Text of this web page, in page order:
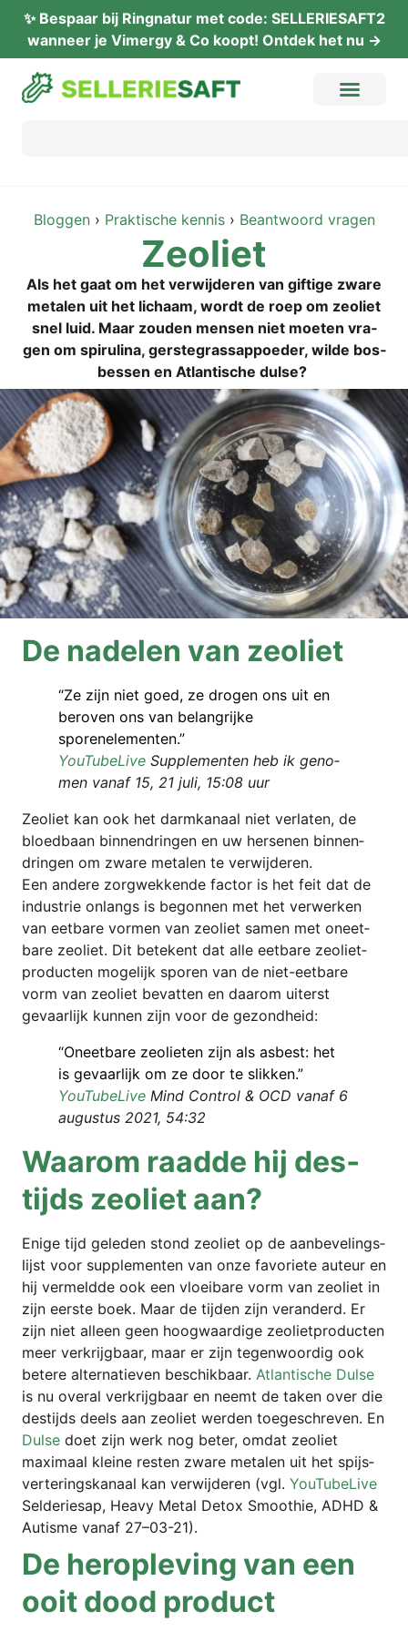
✨ Bes­paar bij Ring­na­tur met code: SELLERIESAFT2
wan­neer je Vimer­gy & Co koopt! Ont­dek het nu →
Blog­gen› Prak­ti­sche ken­nis› Beant­wo­ord vragen
Zeo­liet
Als het gaat om het ver­wij­de­ren van gif­ti­ge zwa­re
meta­len uit het lichaam, wordt de roep om zeo­liet
snel luid. Maar zou­den men­sen niet moe­ten vra­
gen om spi­ru­li­na, ger­steg­rass­ap­p­oeder, wil­de bos­
bes­sen en Atlan­ti­sche dulse?
De nadel­en van zeoliet
“Ze zijn niet goed, ze dro­gen ons uit en
bero­ven ons van belan­gri­jke
sporenelementen.”
You­Tube­Li­ve Sup­ple­men­ten heb ik geno­
men van­af 15, 21 juli, 15:08 uur
Zeo­liet kan ook het darm­ka­naal niet ver­la­ten, de
bloed­ba­an bin­nen­drin­gen en uw her­senen bin­nen­
drin­gen om zwa­re meta­len te verwijderen.
Een ande­re zorg­wek­ken­de fac­tor is het feit dat de
indus­trie onlangs is begon­nen met het ver­wer­ken
van eet­ba­re vor­men van zeo­liet samen met onee­t­
ba­re zeo­liet. Dit bete­kent dat alle eet­ba­re zeo­liet­
pro­duc­ten moge­l­ijk spo­ren van de niet-eet­ba­re
vorm van zeo­liet bevat­ten en daa­rom uiterst
gevaar­li­jk kun­nen zijn voor de gezondheid:
“Onee­t­ba­re zeo­lie­ten zijn als asbest: het
is gevaar­li­jk om ze door te slikken.”
You­Tube­Li­ve Mind Con­trol & OCD van­af 6
augus­tus 2021, 54:32
Waa­rom raad­de hij des­
tijds zeo­liet aan?
Eni­ge tijd gele­den stond zeo­liet op de aan­be­ve­lings­
lijst voor sup­ple­men­ten van onze favorie­te auteur en
hij ver­mel­dde ook een vlo­ei­ba­re vorm van zeo­liet in
zijn eers­te boek. Maar de tij­den zijn ver­an­derd. Er
zijn niet alleen geen hoog­waar­di­ge zeo­liet­pro­duc­ten
meer ver­kri­jg­baar, maar er zijn tegenwo­or­dig ook
bete­re alter­na­tie­ven beschik­baar. Atlan­ti­sche Dul­se
is nu ove­ral ver­kri­jg­baar en neemt de taken over die
des­tijds deels aan zeo­liet wer­den toe­ge­schre­ven. En
Dul­se doet zijn werk nog beter, omdat zeo­liet
maxim­aal klei­ne res­ten zwa­re meta­len uit het spijs­
ver­te­rings­ka­naal kan ver­wij­de­ren (vgl. You­Tube­Li­ve
Sel­de­rie­sap, Hea­vy Metal Detox Smoothie, ADHD &
Autis­me van­af 27–03-21).
De hero­p­le­ving van een
ooit dood product